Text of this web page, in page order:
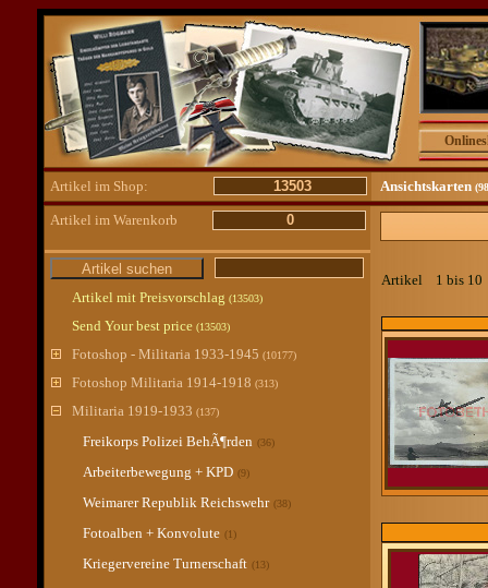
Artikel im Shop: 13503 Ansichtskarten
Artikel im Warenkorb 0
Artikel mit Preisvorschlag (13503)
Send Your best price (13503)
Fotoshop - Militaria 1933-1945 (10177)
Fotoshop Militaria 1914-1918 (313)
Militaria 1919-1933 (137)
Freikorps Polizei BehÃ¶rden (36)
Arbeiterbewegung + KPD (9)
Weimarer Republik Reichswehr (38)
Fotoalben + Konvolute (1)
Kriegervereine Turnerschaft (13)
Artikel 1 bis